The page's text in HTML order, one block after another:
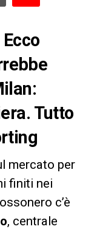
Tutto
mercato per
finiti nei
c’è
, centrale